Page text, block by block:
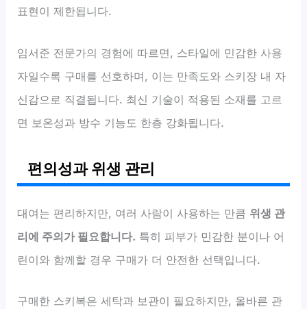
표현이 제한됩니다.
임서준 전문가의 경험에 따르면, 스타일에 민감한 사용
자일수록 구매를 선호하며, 이는 만족도와 스키장 내 자
신감으로 직결됩니다. 최신 기술이 적용된 소재를 고르
면 보온성과 방수 기능도 한층 강화됩니다.
편의성과 위생 관리
대여는 편리하지만, 여러 사람이 사용하는 만큼 위생 관
리에 주의가 필요합니다. 특히 피부가 민감한 분이나 어
린이와 함께할 경우 구매가 더 안전한 선택입니다.
구매한 스키복은 세탁과 보관이 필요하지만, 올바른 관